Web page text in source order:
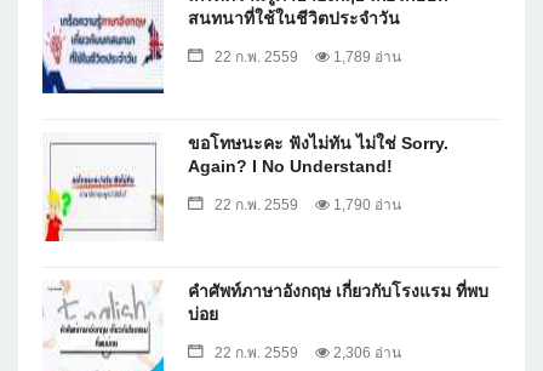
สนทนาที่ใช้ในชีวิตประจำวัน
22 ก.พ. 2559 1,789 อ่าน
ขอโทษนะคะ ฟังไม่ทัน ไม่ใช่ Sorry.
Again? I No Understand!
22 ก.พ. 2559 1,790 อ่าน
คำศัพท์ภาษาอังกฤษ เกี่ยวกับโรงแรม ที่พบ
บ่อย
22 ก.พ. 2559 2,306 อ่าน